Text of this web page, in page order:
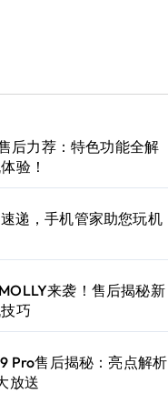
后力荐：特色功能全解
验！
递，手机管家助您玩机
来袭！售后揭秘新
巧
Pro售后揭秘：亮点解析
放送